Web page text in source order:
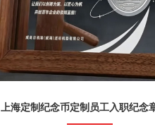
上海定制纪念币定制员工入职纪念